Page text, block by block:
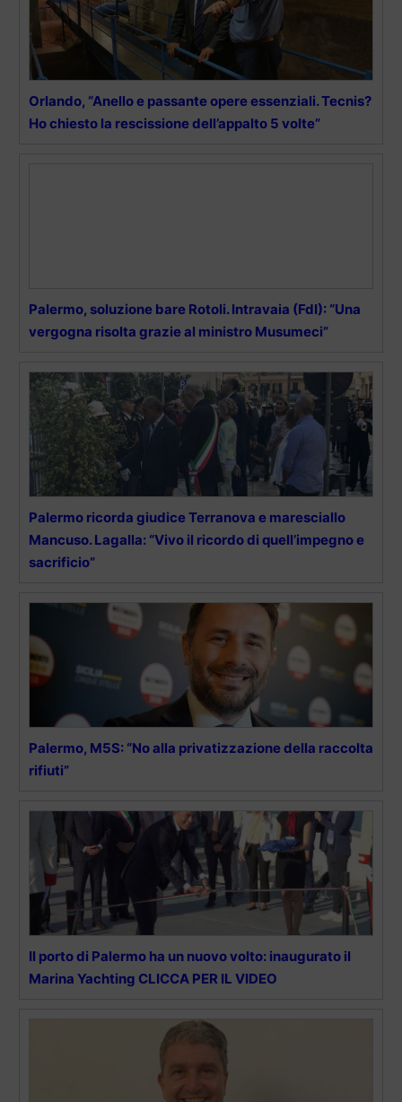
Orlando, “Anello e passante opere essenziali. Tecnis?
Ho chiesto la rescissione dell’appalto 5 volte”
Palermo, soluzione bare Rotoli. Intravaia (FdI): “Una
vergogna risolta grazie al ministro Musumeci”
Palermo ricorda giudice Terranova e maresciallo
Mancuso. Lagalla: “Vivo il ricordo di quell’impegno e
sacrificio”
Palermo, M5S: “No alla privatizzazione della raccolta
rifiuti”
Il porto di Palermo ha un nuovo volto: inaugurato il
Marina Yachting CLICCA PER IL VIDEO